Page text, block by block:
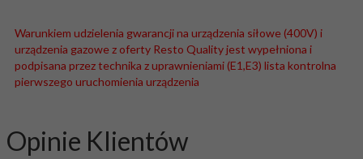
Warunkiem udzielenia gwarancji na urządzenia siłowe (400V) i
urządzenia gazowe z oferty Resto Quality jest wypełniona i
podpisana przez technika z uprawnieniami (E1,E3) lista kontrolna
pierwszego uruchomienia urządzenia
Opinie Klientów